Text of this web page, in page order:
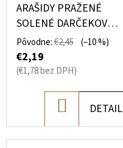
ARAŠIDY PRAŽENÉ
SOLENÉ DARČEKOVÉ
BALENIE 130G
Pôvodne:€2,45 (–10 %)
€2,19
(€1,78 bez DPH)
KOŠÍKA
DETAIL